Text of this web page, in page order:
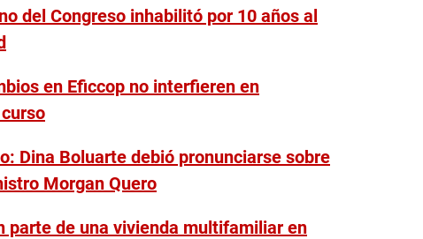
del Congreso inhabilitó por 10 años al
en Eficcop no interfieren en
Dina Boluarte debió pronunciarse sobre
Morgan Quero
parte de una vivienda multifamiliar en